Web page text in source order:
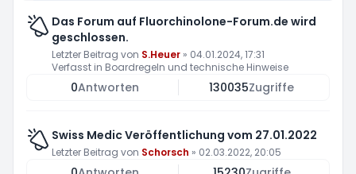
Das Forum auf Fluorchinolone-Forum.de wird
geschlossen.
Letzter Beitrag von S.Heuer » 04.01.2024, 17:31
Verfasst in Boardregeln und technische Hinweise
0Antworten 130035Zugriffe
Swiss Medic Veröffentlichung vom 27.01.2022
Letzter Beitrag von Schorsch » 02.03.2022, 20:05